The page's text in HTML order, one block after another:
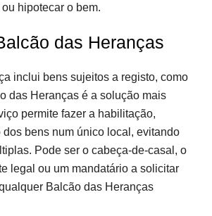
hipotecar o bem.
das Heranças
inclui bens sujeitos a registo, como
das Heranças é a solução mais
permite fazer a habilitação,
dos bens num único local, evitando
Pode ser o cabeça-de-casal, o
legal ou um mandatário a solicitar
Balcão das Heranças